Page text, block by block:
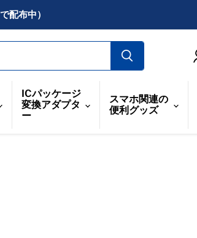
配布中）
ICパッケージ
変換アダプタ
ー
スマホ関連の
便利グッズ